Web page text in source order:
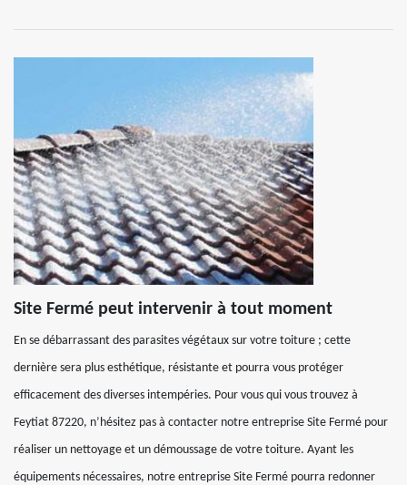
Site Fermé peut intervenir à tout moment
En se débarrassant des parasites végétaux sur votre toiture ; cette
dernière sera plus esthétique, résistante et pourra vous protéger
efficacement des diverses intempéries. Pour vous qui vous trouvez à
Feytiat 87220, n’hésitez pas à contacter notre entreprise Site Fermé pour
réaliser un nettoyage et un démoussage de votre toiture. Ayant les
équipements nécessaires, notre entreprise Site Fermé pourra redonner